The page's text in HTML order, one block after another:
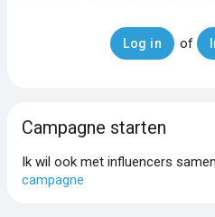
Log in of
Campagne starten
Ik wil ook met influencers
campagne